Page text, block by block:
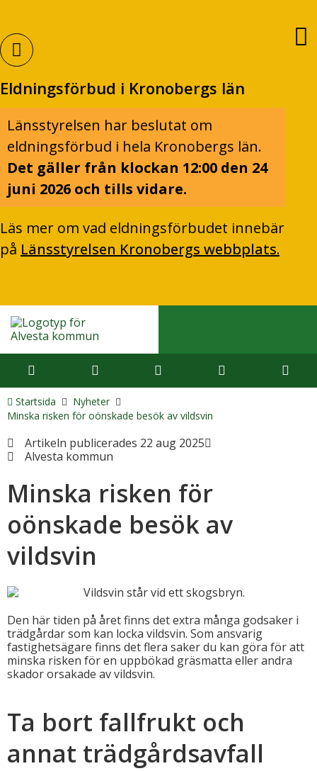
Eldningsförbud i Kronobergs län
Länsstyrelsen har beslutat om
eldningsförbud i hela Kronobergs län.
Det gäller från klockan 12:00 den 24
juni 2026 och tills vidare.
Läs mer om vad eldningsförbudet innebär
på Länsstyrelsen Kronobergs webbplats.
Startsida
Nyheter
Minska risken för oönskade besök av vildsvin
Artikeln publicerades 22 aug 2025
Alvesta kommun
Minska risken för
oönskade besök av
vildsvin
Den här tiden på året finns det extra många godsaker i
trädgårdar som kan locka vildsvin. Som ansvarig
fastighetsägare finns det flera saker du kan göra för att
minska risken för en uppbökad gräsmatta eller andra
skador orsakade av vildsvin.
Ta bort fallfrukt och
annat trädgårdsavfall